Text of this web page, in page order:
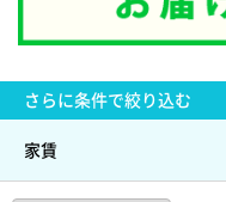
さらに条件で絞り込む
家賃